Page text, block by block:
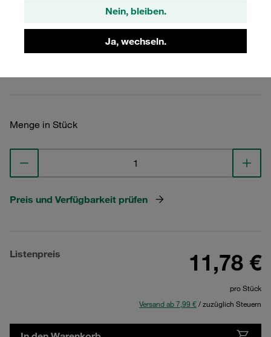
Nein, bleiben.
Ja, wechseln.
SP-325-PP-DP-AS-M-W4
STAUFF Materialnr. 1110000873
Menge in Stück
Preis und Verfügbarkeit prüfen
Listenpreis 11,78 €
pro Stück
Versand ab 7,99 €/ zuzüglich Steuern